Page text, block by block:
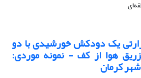
یک دودکش خورشیدی با دو
هوا از کف - نمونه موردی:
کرمان